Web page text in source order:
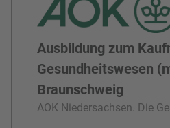
Ausbildung zum
Gesundheitswesen
Braunschweig
AOK Niedersachsen. Die